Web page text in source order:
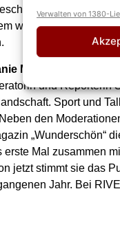
Verwalten von 1380-
verwandelt
wurde bekannt,
Müller-Spirra,
und Reporterin
Sport und
den
„Wunderschön“
erste Mal zusammen
jetzt stimmt sie das
Jahr. Bei